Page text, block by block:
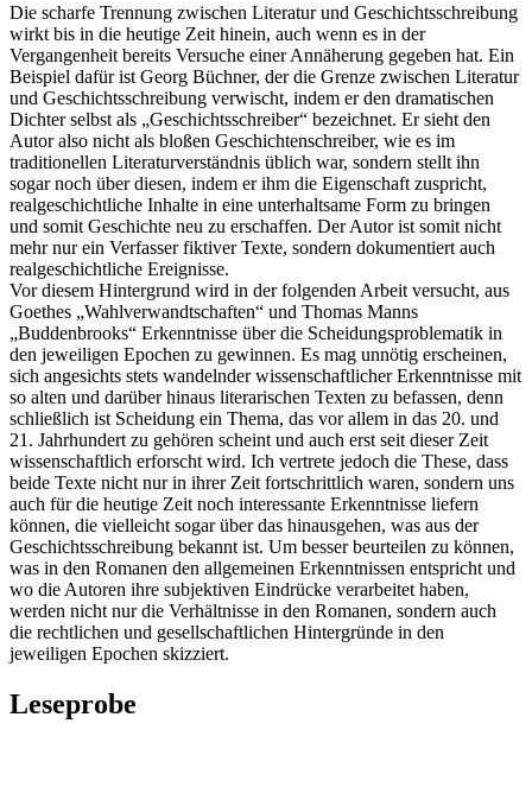
Die scharfe Trennung zwischen Literatur und Geschichtsschreibung
wirkt bis in die heutige Zeit hinein, auch wenn es in der
Vergangenheit bereits Versuche einer Annäherung gegeben hat. Ein
Beispiel dafür ist Georg Büchner, der die Grenze zwischen Literatur
und Geschichtsschreibung verwischt, indem er den dramatischen
Dichter selbst als „Geschichtsschreiber“ bezeichnet. Er sieht den
Autor also nicht als bloßen Geschichtenschreiber, wie es im
traditionellen Literaturverständnis üblich war, sondern stellt ihn
sogar noch über diesen, indem er ihm die Eigenschaft zuspricht,
realgeschichtliche Inhalte in eine unterhaltsame Form zu bringen
und somit Geschichte neu zu erschaffen. Der Autor ist somit nicht
mehr nur ein Verfasser fiktiver Texte, sondern dokumentiert auch
realgeschichtliche Ereignisse.
Vor diesem Hintergrund wird in der folgenden Arbeit versucht, aus
Goethes „Wahlverwandtschaften“ und Thomas Manns
„Buddenbrooks“ Erkenntnisse über die Scheidungsproblematik in
den jeweiligen Epochen zu gewinnen. Es mag unnötig erscheinen,
sich angesichts stets wandelnder wissenschaftlicher Erkenntnisse mit
so alten und darüber hinaus literarischen Texten zu befassen, denn
schließlich ist Scheidung ein Thema, das vor allem in das 20. und
21. Jahrhundert zu gehören scheint und auch erst seit dieser Zeit
wissenschaftlich erforscht wird. Ich vertrete jedoch die These, dass
beide Texte nicht nur in ihrer Zeit fortschrittlich waren, sondern uns
auch für die heutige Zeit noch interessante Erkenntnisse liefern
können, die vielleicht sogar über das hinausgehen, was aus der
Geschichtsschreibung bekannt ist. Um besser beurteilen zu können,
was in den Romanen den allgemeinen Erkenntnissen entspricht und
wo die Autoren ihre subjektiven Eindrücke verarbeitet haben,
werden nicht nur die Verhältnisse in den Romanen, sondern auch
die rechtlichen und gesellschaftlichen Hintergründe in den
jeweiligen Epochen skizziert.
Leseprobe